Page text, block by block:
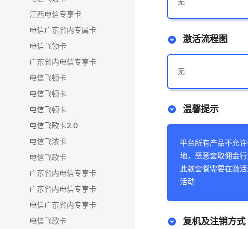
江西电信专享卡
电信广东省内专属卡
电信飞领卡
广东省内电信专享卡
电信飞顿卡
电信飞顿卡
电信飞顿卡
电信飞歌卡2.0
电信飞浓卡
电信飞歌卡
广东省内电信专享卡
广东省内电信专享卡
电信广东省内专享卡
电信飞歌卡
无
激活流程图
无
温馨提示
平台所有产品不允
地，恶意套取佣金
此款套餐需要在激
活动
复机及注销方式